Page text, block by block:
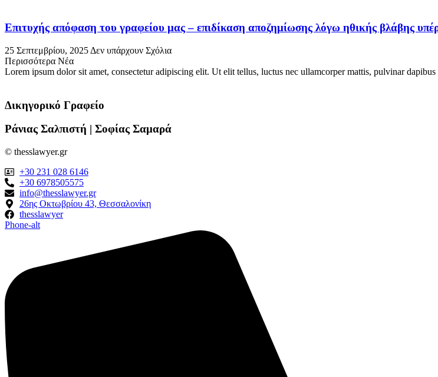
Επιτυχής απόφαση του γραφείου μας – επιδίκαση αποζημίωσης λόγω ηθικής βλάβης
25 Σεπτεμβρίου, 2025 Δεν υπάρχουν Σχόλια
Περισσότερα Νέα
Lorem ipsum dolor sit amet, consectetur adipiscing elit. Ut elit tellus, luctus nec ullamcorper mattis, pulvinar dapibus
Δικηγορικό Γραφείο
Ράνιας Σαλπιστή | Σοφίας Σαμαρά
© thesslawyer.gr
+30 231 028 6146
+30 6978505575
info@thesslawyer.gr
26ης Οκτωβρίου 43, Θεσσαλονίκη
thesslawyer
Phone-alt